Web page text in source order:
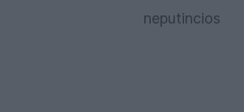
neputincios